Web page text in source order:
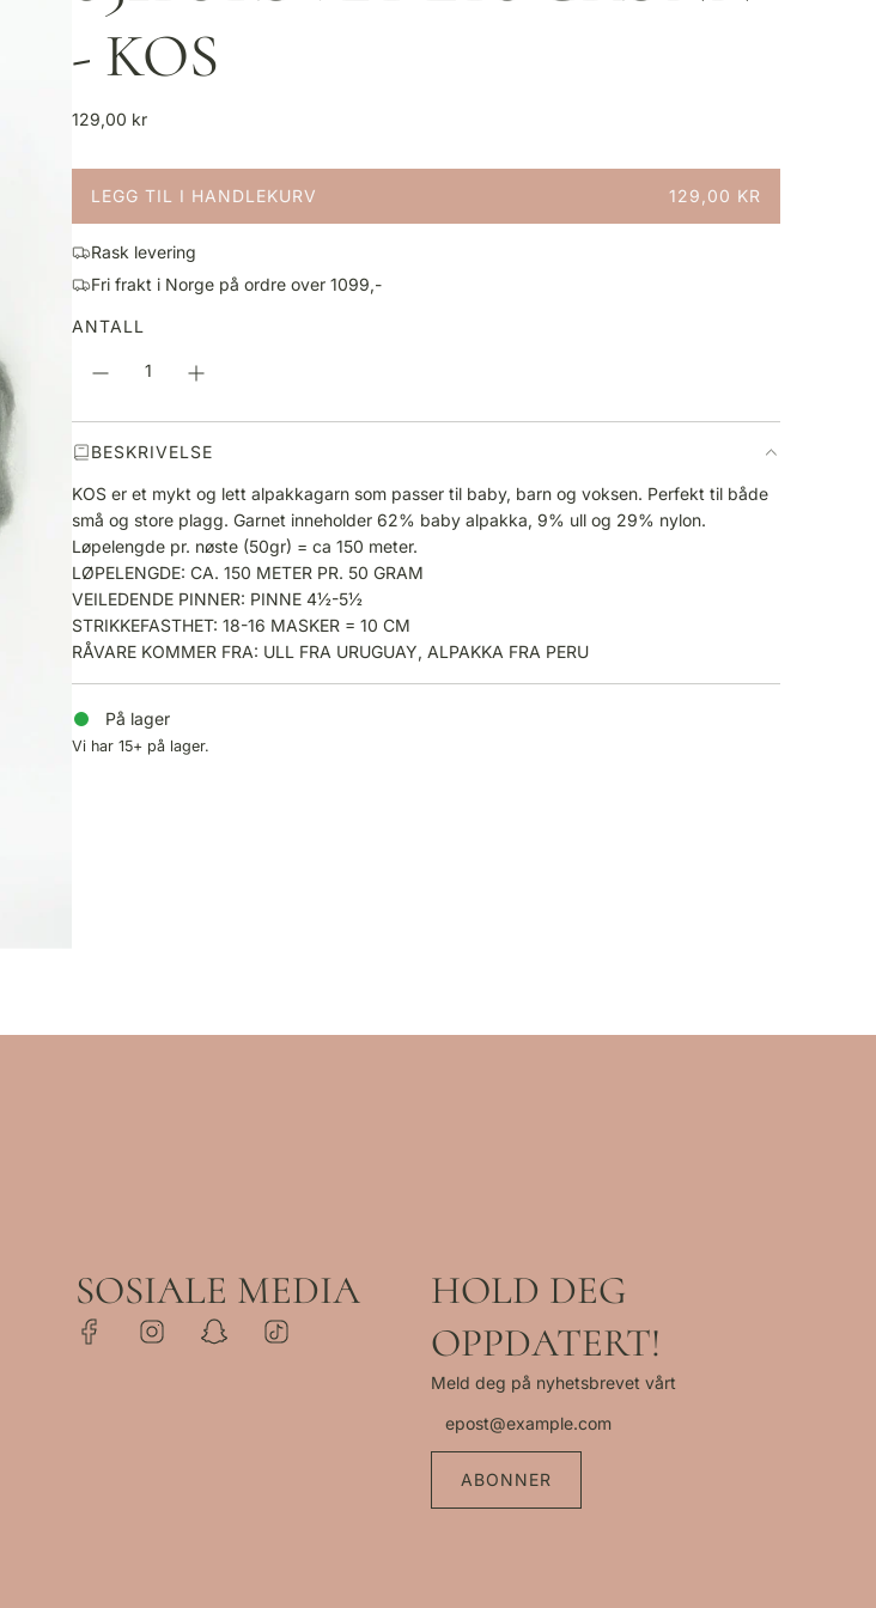
- KOS
V
n
i
g
p
i
129,00 kr
LEGG TIL I HANDLEKURV 129,00 KR
L
S
T
R
.
Rask levering
Fri frakt i Norge på ordre over 1099,-
ANTALL
BESKRIVELSE
KOS er et mykt og lett alpakkagarn som passer til baby, barn og voksen. Perfekt til både
små og store plagg. Garnet inneholder 62% baby alpakka, 9% ull og 29% nylon.
Løpelengde pr. nøste (50gr) = ca 150 meter.
LØPELENGDE: CA. 150 METER PR. 50 GRAM
VEILEDENDE PINNER: PINNE 4½-5½
STRIKKEFASTHET: 18-16 MASKER = 10 CM
RÅVARE KOMMER FRA: ULL FRA URUGUAY, ALPAKKA FRA PERU
På lager
Vi har 15+ på lager.
SOSIALE MEDIA
HOLD DEG
OPPDATERT!
Meld deg på nyhetsbrevet vårt
ABONNER